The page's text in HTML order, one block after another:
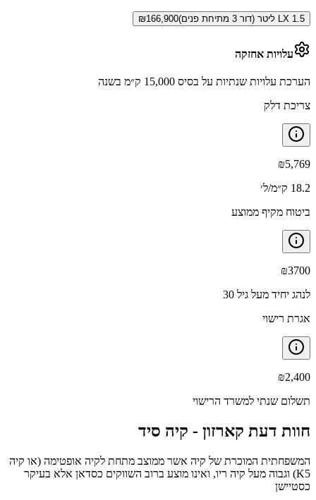
LX 1.5 ליטר (דור 3 מתיחת פנים) ₪166,900
עלויות אחזקה
הערכת עלויות שנתיות על בסיס 15,000 ק״מ בשנה
צריכת דלק
₪5,769
18.2 ק״מ/ל׳
ביטוח מקיף ממוצע
₪3700
לנהג יחיד מעל גיל 30
אגרת רישוי
₪2,400
תשלום שנתי למשרד הרישוי
חוות דעת קארזון - קיה סיד
המשפחתית המוכרת של קיה אשר ממוצב מתחת לקיה אופטימה (או קיה
K5) וגבוה מעל קיה ריו, ואינו מוצע ברוב השווקים כסדאן אלא בעיקר
כסטיישן